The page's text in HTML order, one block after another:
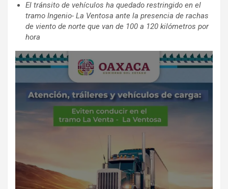
El tránsito de vehículos ha quedado restringido en el
tramo Ingenio- La Ventosa ante la presencia de rachas
de viento de norte que van de 100 a 120 kilómetros por
hora